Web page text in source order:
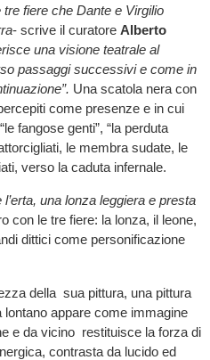
fiere che Dante e Virgilio
- scrive il curatore Alberto
una visione teatrale al
passaggi successivi e come in
Una scatola nera con
come presenze e in cui
fangose genti”, “la perduta
le membra sudate, le
verso la caduta infernale.
una lonza leggiera e presta
con le tre fiere: la lonza, il leone,
dittici come personificazione
della sua pittura, una pittura
appare come immagine
e da vicino restituisce la forza di
contrasta da lucido ed